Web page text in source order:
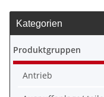
Kategorien
Produktgruppen
Antrieb